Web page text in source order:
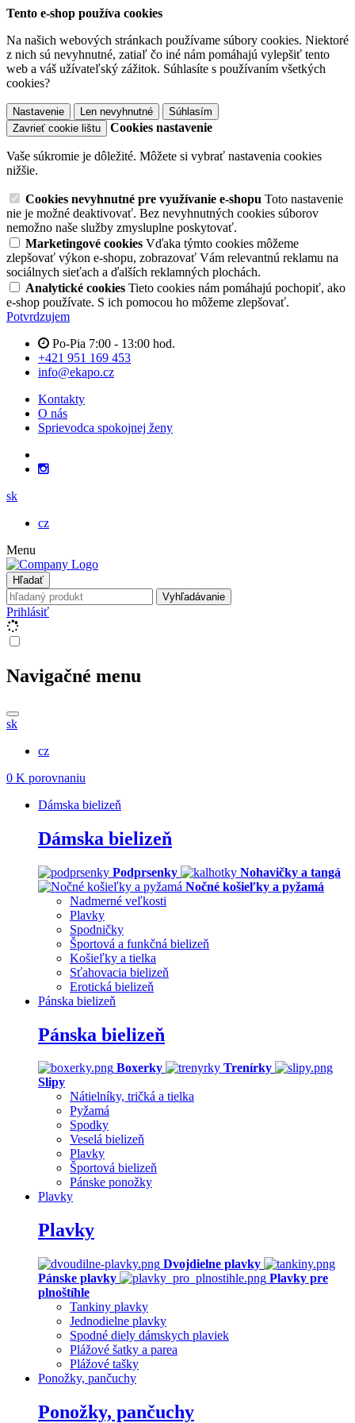
Tento e-shop používa cookies
Na našich webových stránkach používame súbory cookies. Niektoré
z nich sú nevyhnutné, zatiaľ čo iné nám pomáhajú vylepšiť tento
web a váš užívateľský zážitok. Súhlasíte s používaním všetkých
cookies?
Nastavenie Len nevyhnutné
Súhlasím
Zavrieť cookie lištu
Cookies nastavenie
Vaše súkromie je dôležité. Môžete si vybrať nastavenia cookies
nižšie.
Cookies nevyhnutné pre využívanie e-shopu Toto nastavenie
nie je možné deaktivovať. Bez nevyhnutných cookies súborov
nemožno naše služby zmysluplne poskytovať.
Marketingové cookies Vďaka týmto cookies môžeme
zlepšovať výkon e-shopu, zobrazovať Vám relevantnú reklamu na
sociálnych sieťach a ďalších reklamných plochách.
Analytické cookies Tieto cookies nám pomáhajú pochopiť, ako
e-shop používate. S ich pomocou ho môžeme zlepšovať.
Potvrdzujem
Po-Pia 7:00 - 13:00 hod.
+421 951 169 453
info@ekapo.cz
Kontakty
O nás
Sprievodca spokojnej ženy
sk
cz
Menu
Hľadať
Vyhľadávanie
Prihlásiť
Navigačné menu
sk
cz
0 K porovnaniu
Dámska bielizeň
Dámska bielizeň
Podprsenky
Nohavičky a tangá
Nočné košieľky a pyžamá
Nadmerné veľkosti
Plavky
Spodničky
Športová a funkčná bielizeň
Košieľky a tielka
Sťahovacia bielizeň
Erotická bielizeň
Pánska bielizeň
Pánska bielizeň
Boxerky
Trenírky
Slipy
Nátielníky, tričká a tielka
Pyžamá
Spodky
Veselá bielizeň
Plavky
Športová bielizeň
Pánske ponožky
Plavky
Plavky
Dvojdielne plavky
Pánske plavky
Plavky pre
plnoštíhle
Tankiny plavky
Jednodielne plavky
Spodné diely dámskych plaviek
Plážové šatky a parea
Plážové tašky
Ponožky, pančuchy
Ponožky, pančuchy